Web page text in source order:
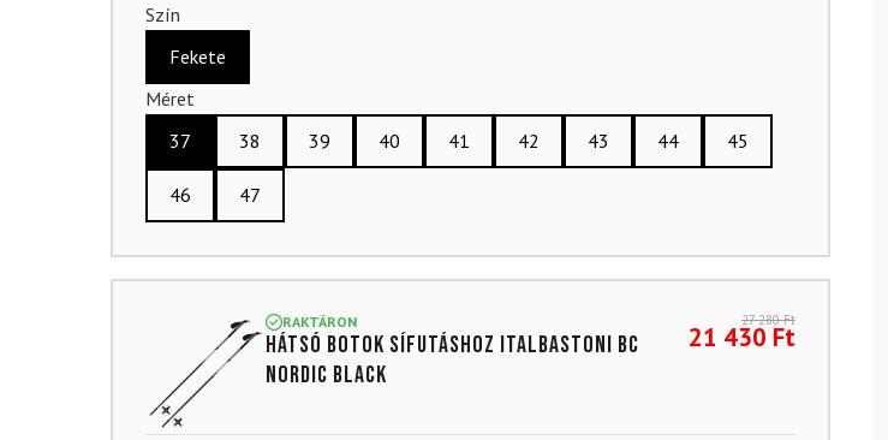
Szín
Fekete
Méret
37
38 39 40 41 42 43 44 45
46 47
RAKTÁRON
Hátsó botok sífutáshoz ITALBASTONI BC
Nordic Black
27 280Ft
21 430 Ft